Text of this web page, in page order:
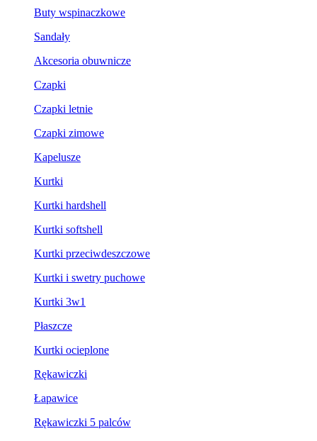
Buty wspinaczkowe
Sandały
Akcesoria obuwnicze
Czapki
Czapki letnie
Czapki zimowe
Kapelusze
Kurtki
Kurtki hardshell
Kurtki softshell
Kurtki przeciwdeszczowe
Kurtki i swetry puchowe
Kurtki 3w1
Płaszcze
Kurtki ocieplone
Rękawiczki
Łapawice
Rękawiczki 5 palców